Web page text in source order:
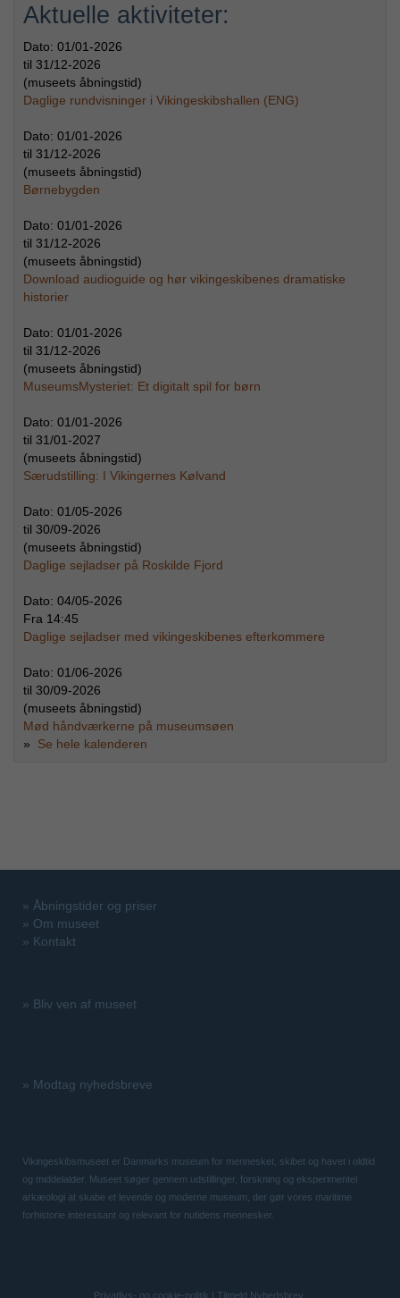
Aktuelle aktiviteter:
Dato: 01/01-2026
til 31/12-2026
(museets åbningstid)
Daglige rundvisninger i Vikingeskibshallen (ENG)
Dato: 01/01-2026
til 31/12-2026
(museets åbningstid)
Børnebygden
Dato: 01/01-2026
til 31/12-2026
(museets åbningstid)
Download audioguide og hør vikingeskibenes dramatiske
historier
Dato: 01/01-2026
til 31/12-2026
(museets åbningstid)
MuseumsMysteriet: Et digitalt spil for børn
Dato: 01/01-2026
til 31/01-2027
(museets åbningstid)
Særudstilling: I Vikingernes Kølvand
Dato: 01/05-2026
til 30/09-2026
(museets åbningstid)
Daglige sejladser på Roskilde Fjord
Dato: 04/05-2026
Fra 14:45
Daglige sejladser med vikingeskibenes efterkommere
Dato: 01/06-2026
til 30/09-2026
(museets åbningstid)
Mød håndværkerne på museumsøen
» Se hele kalenderen
» Åbningstider og priser
» Om museet
» Kontakt
» Bliv ven af museet
» Modtag nyhedsbreve
Vikingeskibsmuseet er Danmarks museum for mennesket, skibet og havet i oldtid
og middelalder. Museet søger gennem udstillinger, forskning og eksperimentel
arkæologi at skabe et levende og moderne museum, der gør vores maritime
forhistorie interessant og relevant for nutidens mennesker.
Privatlivs- og cookie-politik | Tilmeld Nyhedsbrev